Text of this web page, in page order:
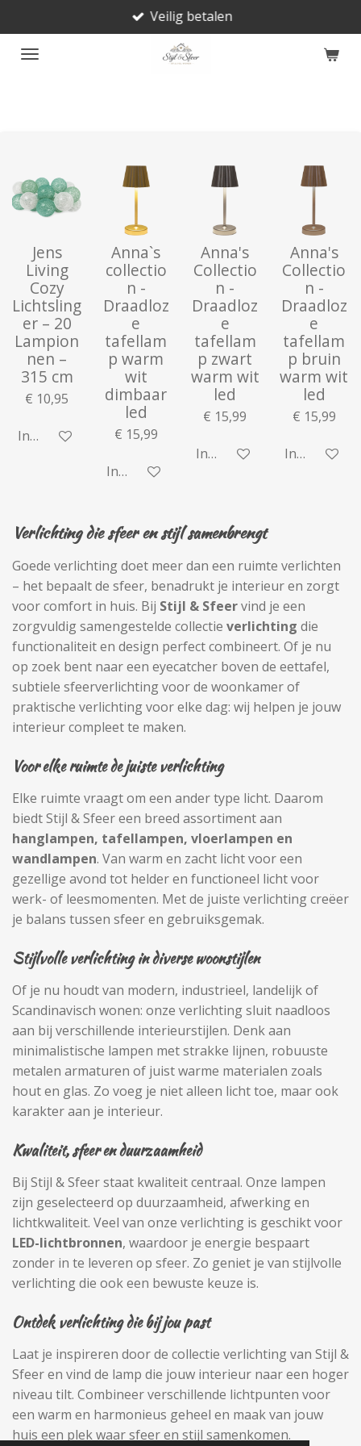
direct
naar
Veilig betalen
Jens
Living
Cozy
Lichtsling
er – 20
Lampion
nen –
315 cm
€ 10,95
In winkelwagen
Anna`s
collectio
n -
Draadloz
e
tafellam
p warm
wit
dimbaar
led
€ 15,99
In winkelwagen
Anna's
Collectio
n -
Draadloz
e
tafellam
p zwart
warm wit
led
€ 15,99
In winkelwagen
Anna's
Collectio
n -
Draadloz
e
tafellam
p bruin
warm wit
led
€ 15,99
In
Verlichting die sfeer en stijl samenbrengt
Goede verlichting doet meer dan een ruimte verlichten
– het bepaalt de sfeer, benadrukt je interieur en zorgt
voor comfort in huis. Bij Stijl & Sfeervind je een
zorgvuldig samengestelde collectie verlichting die
functionaliteit en design perfect combineert. Of je nu
op zoek bent naar een eyecatcher boven de eettafel,
subtiele sfeerverlichting voor de woonkamer of
praktische verlichting voor elke dag: wij helpen je jouw
interieur compleet te maken.
Voor elke ruimte de juiste verlichting
Elke ruimte vraagt om een ander type licht. Daarom
biedt Stijl & Sfeer een breed assortiment aan
hanglampen, tafellampen, vloerlampen en
wandlampen. Van warm en zacht licht voor een
gezellige avond tot helder en functioneel licht voor
werk- of leesmomenten. Met de juiste verlichting creëer
je balans tussen sfeer en gebruiksgemak.
Stijlvolle verlichting in diverse woonstijlen
Of je nu houdt van modern, industrieel, landelijk of
Scandinavisch wonen: onze verlichting sluit naadloos
aan bij verschillende interieurstijlen. Denk aan
minimalistische lampen met strakke lijnen, robuuste
metalen armaturen of juist warme materialen zoals
hout en glas. Zo voeg je niet alleen licht toe, maar ook
karakter aan je interieur.
Kwaliteit, sfeer en duurzaamheid
Bij Stijl & Sfeer staat kwaliteit centraal. Onze lampen
zijn geselecteerd op duurzaamheid, afwerking en
lichtkwaliteit. Veel van onze verlichting is geschikt voor
LED-lichtbronnen, waardoor je energie bespaart
zonder in te leveren op sfeer. Zo geniet je van stijlvolle
verlichting die ook een bewuste keuze is.
Ontdek verlichting die bij jou past
Laat je inspireren door de collectie verlichting van Stijl &
Sfeer en vind de lamp die jouw interieur naar een hoger
niveau tilt. Combineer verschillende lichtpunten voor
een warm en harmonieus geheel en maak van jouw
huis een plek waar sfeer en stijl samenkomen.